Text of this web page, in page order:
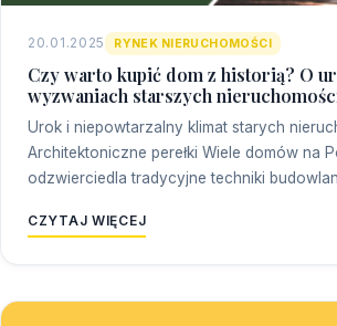
20.01.2025 RYNEK NIERUCHOMOŚCI
Czy warto kupić dom z historią? O
wyzwaniach starszych
Urok i niepowtarzalny klimat starych
Architektoniczne perełki Wiele domów na
odzwierciedla tradycyjne techniki
CZYTAJ WIĘCEJ